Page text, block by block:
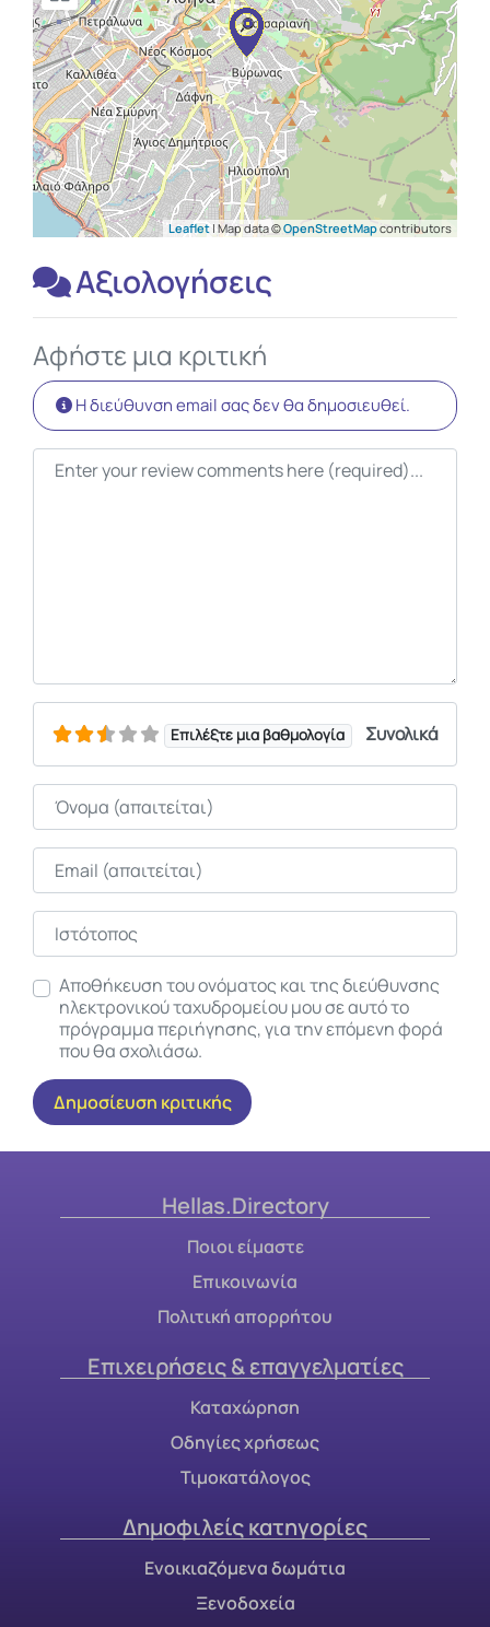
Leaflet | Map data ©OpenStreetMapcontributors
Αξιολογήσεις
Αφήστε μια κριτική
Η διεύθυνση email σας δεν θα δημοσιευθεί.
Κείμενο κριτικής
Επιλέξτε μια βαθμολογία Συνολικά
Όνομα
Email
Ιστότοπος
Αποθήκευση του ονόματος και της διεύθυνσης
ηλεκτρονικού ταχυδρομείου μου σε αυτό το
πρόγραμμα περιήγησης, για την επόμενη φορά
που θα σχολιάσω.
Hellas.Directory
Ποιοι είμαστε
Επικοινωνία
Πολιτική απορρήτου
Επιχειρήσεις & επαγγελματίες
Καταχώρηση
Οδηγίες χρήσεως
Τιμοκατάλογος
Δημοφιλείς κατηγορίες
Ενοικιαζόμενα δωμάτια
Ξενοδοχεία